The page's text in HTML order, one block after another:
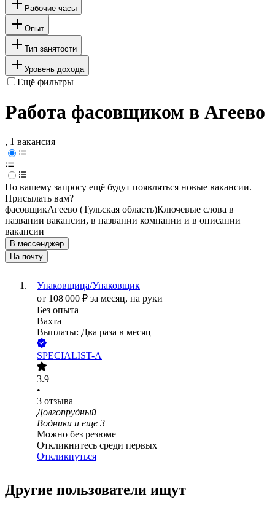
Рабочие часы
Опыт
Тип занятости
Уровень дохода
Ещё фильтры
Работа фасовщиком в Агеево
, 1 вакансия
По вашему запросу ещё будут появляться новые вакансии.
Присылать вам?
фасовщикАгеево (Тульская область)Ключевые слова в
названии вакансии, в названии компании и в описании
вакансии
В мессенджер
На почту
Упаковщица/Упаковщик
от 108 000 ₽ за месяц, на руки
Без опыта
Вахта
Выплаты: Два раза в месяц
SPECIALIST-A
3.9
•
3 отзыва
Долгопрудный
Водники и еще 3
Можно без резюме
Откликнитесь среди первых
Откликнуться
Другие пользователи ищут